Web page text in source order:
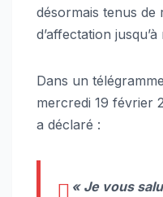
désormais tenus de
d’affectation
Dans un
mercredi 19 février
a déclaré :
« Je vous